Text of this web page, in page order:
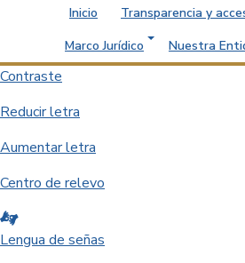
Inicio Transparencia y
Marco Jurídico
Nuestra
Contraste
Reducir letra
Aumentar letra
Centro de relevo
Lengua de señas